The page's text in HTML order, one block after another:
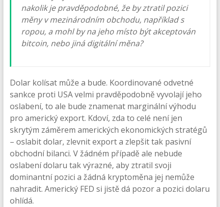
nakolik je pravděpodobné, že by ztratil pozici
měny v mezinárodním obchodu, například s
ropou, a mohl by na jeho místo být akceptován
bitcoin, nebo jiná digitální měna?
Dolar kolísat může a bude. Koordinované odvetné
sankce proti USA velmi pravděpodobně vyvolají jeho
oslabení, to ale bude znamenat marginální výhodu
pro americký export. Kdoví, zda to celé není jen
skrytým záměrem amerických ekonomických stratégů
– oslabit dolar, zlevnit export a zlepšit tak pasivní
obchodní bilanci. V žádném případě ale nebude
oslabení dolaru tak výrazné, aby ztratil svoji
dominantní pozici a žádná kryptoměna jej nemůže
nahradit. Americký FED si jistě dá pozor a pozici dolaru
ohlídá.